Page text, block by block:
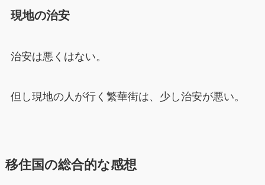
現地の治安
治安は悪くはない。
但し現地の人が行く繁華街は、少し治安が悪い。
移住国の総合的な感想